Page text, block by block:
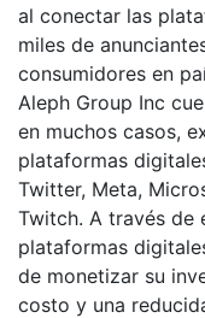
al conectar las
miles de
consumidores en
Aleph Group Inc
en muchos casos,
plataformas
Twitter, Meta,
Twitch. A través de
plataformas
de monetizar su
costo y una